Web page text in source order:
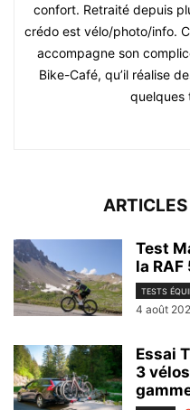
confort. Retraité depuis
crédo est vélo/photo/info.
accompagne son
Bike-Café, qu’il réalise
quelques
Test
la
TESTS
4 août
Essai
3